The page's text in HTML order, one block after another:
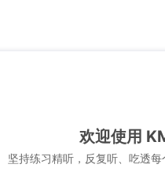
欢迎使用
坚持练习精听，反复听、吃透